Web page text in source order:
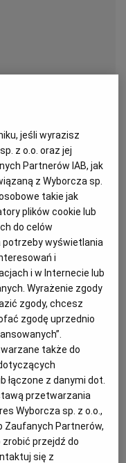
CZYTANIA
JĘZYKU
ciasta, 30
minut
kozim serem –
jeśli wyrazisz
z o.o. oraz jej
Partnerów IAB, jak
z Wyborcza sp.
takie jak
plików cookie lub
do celów
wyświetlania
i
i w Internecie lub
Wyrażenie zgody
zgody, chcesz
zgodę uprzednio
także do
łączone z danymi dot.
przetwarzania
Wyborcza sp. z o.o.,
Zaufanych Partnerów,
przejdź do
się z